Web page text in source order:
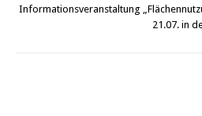
Informationsveranstaltung
21.07. in